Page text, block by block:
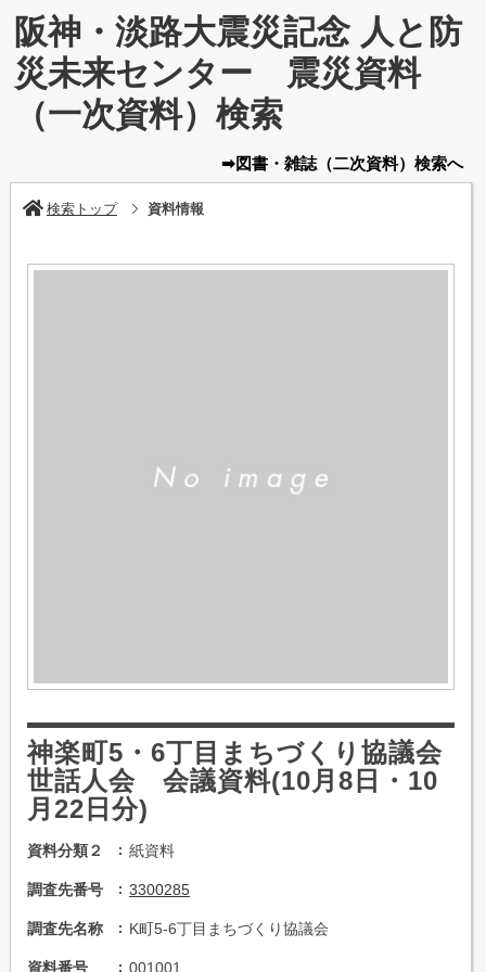
阪神・淡路大震災記念 人と防
災未来センター 震災資料
（一次資料）検索
➡図書・雑誌（二次資料） 検索へ
検索トップ 資料情報
神楽町5・6丁目まちづくり協議会
世話人会 会議資料(10月8日・10
月22日分)
資料分類２ 紙資料
調査先番号 3300285
調査先名称 K町5-6丁目まちづくり協議会
資料番号 001001